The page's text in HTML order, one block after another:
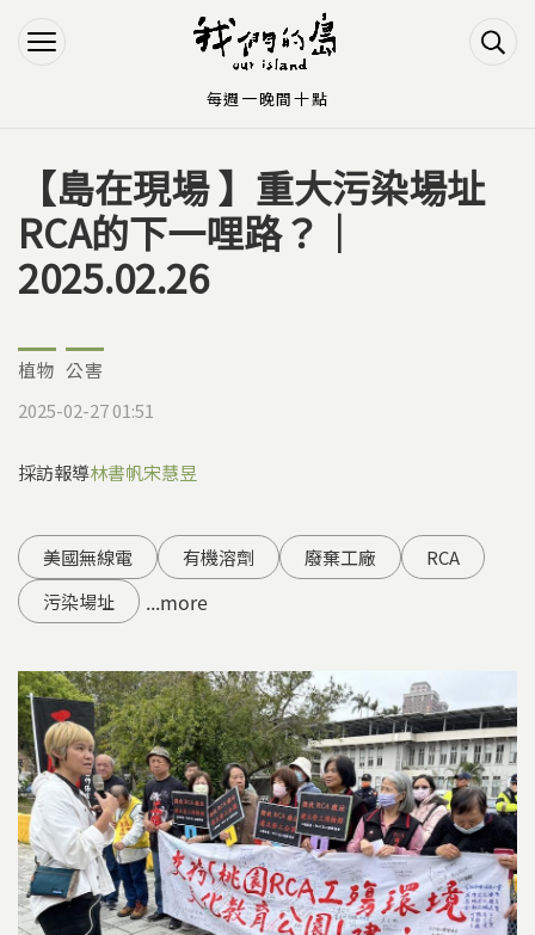
Jump to Navigation
Jump to Main content
您在這裡
【島在現場 】重大污染場址
RCA的下一哩路？｜
2025.02.26
植物 公害
2025-02-27 01:51
採訪報導林書帆宋慧昱
美國無線電 有機溶劑 廢棄工廠
RCA
污染場址
...more
每週一晚間十點